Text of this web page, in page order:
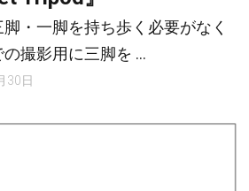
・一脚を持ち歩く必要がなく
撮影用に三脚を …
30日